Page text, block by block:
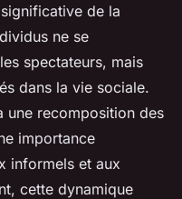
de la
ne se
spectateurs, mais
dans la vie sociale.
une recomposition des
importance
informels et aux
cette dynamique